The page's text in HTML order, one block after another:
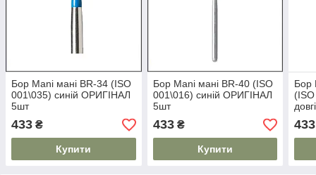
Бор Mani мані BR-34 (ISO
001\035) синій ОРИГІНАЛ
5шт
433 ₴
Купити
Бор Mani мані BR-40 (ISO
001\016) синій ОРИГІНАЛ
5шт
433₴
Купити
Бор
433